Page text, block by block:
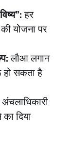
हर
योजना पर
लौआ लगान
हो सकता है
दिया